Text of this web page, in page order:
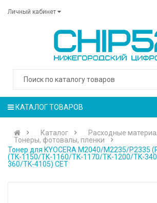
Личный кабинет
КАТАЛОГ ТОВАРОВ
Каталог
Расходные
Тонеры, фотовалы, пленки
Тонер для KYOCERA M2040/M2235/P2335
(TK-1150/TK-1160/TK-1170/TK-1200/TK-
360/TK-4105) CET